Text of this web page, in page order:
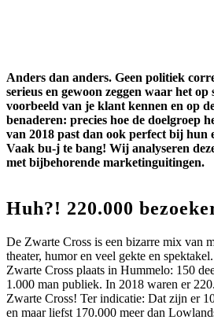
Anders dan anders. Geen politiek
serieus en gewoon zeggen waar het
voorbeeld van je klant kennen en op
benaderen: precies hoe de doelgroep
van 2018 past dan ook perfect bij hun
Vaak bu-j te bang! Wij analyseren
met bijbehorende marketinguitingen.
Huh?! 220.000
De Zwarte Cross is een bizarre mix van
theater, humor en veel gekte en
Zwarte Cross plaats in Hummelo: 150
1.000 man publiek. In 2018 waren er
Zwarte Cross! Ter indicatie: Dat zijn er
en maar liefst 170.000 meer dan